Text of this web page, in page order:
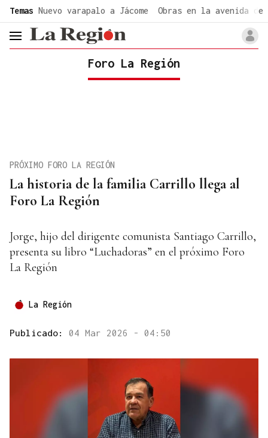
Temas Nuevo varapalo a Jácome Obras en la avenida de
header.menu.open
Foro La Región
La historia de la familia Carrillo llega al
Foro La Región
PRÓXIMO FORO LA REGIÓN
Jorge, hijo del dirigente comunista Santiago Carrillo,
presenta su libro “Luchadoras” en el próximo Foro
La Región
La Región
Publicado: 04 Mar 2026 - 04:50